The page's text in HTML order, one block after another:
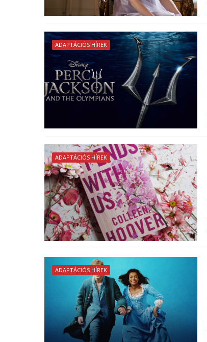
ADAPTÁCIÓS HÍREK
ADAPTÁCIÓS HÍREK
ADAPTÁCIÓS HÍREK